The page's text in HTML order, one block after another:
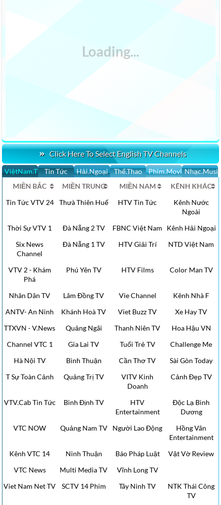
Click Here To Select English TV Channels
ViệtNam.TV Tin Tức Hải.Ngoại Thể.Thao Phim.MoviesNhạc.Music
MIỀN BẮC
MIỀN TRUNG MIỀN NAM
KÊNH KHÁC
Tin Tức VTV 24
Thưà Thiên Huế HTV Tin Tức
Kênh Nước
Ngoài
Thời Sự VTV 1
Đà Nẵng 2 TV FBNC Việt Nam
Kênh Hải Ngoại
Six News
Channel
Đà Nẵng 1 TV HTV Giải Trí NTD Việt Nam
VTV 2 - Khám
Phá
Phú Yên TV HTV Films Color Man TV
Nhân Dân TV Lâm Đồng TV Vie Channel
Kênh Nhà F
ANTV- An Ninh
Khánh Hoà TV Viet Buzz TV
Xe Hay TV
TTXVN - V.News
Quảng Ngãi Thanh Niên TV
Hoa Hậu VN
Channel VTC 1
Gia Lai TV Tuổi Trẻ TV
Challenge Me
Hà Nội TV
Bình Thuận Cần Thơ TV
Sài Gòn Today
T Sự Toàn Cảnh
Quảng Trị TV
VITV Kinh
Doanh
Cảnh Đẹp TV
VTV.Cab Tin Tức Bình Định TV
HTV
Entertainment
Độc Lạ Bình
Dương
VTC NOW
Quảng Nam TV Người Lao Động
Hồng Vân
Entertainment
Kênh VTC 14
Ninh Thuận Báo Pháp Luật
Vật Vờ Review
VTC News
Multi Media TV
Vĩnh Long TV
Viet Nam Net TV
SCTV 14 Phim Tây Ninh TV
NTK Thái Công
TV